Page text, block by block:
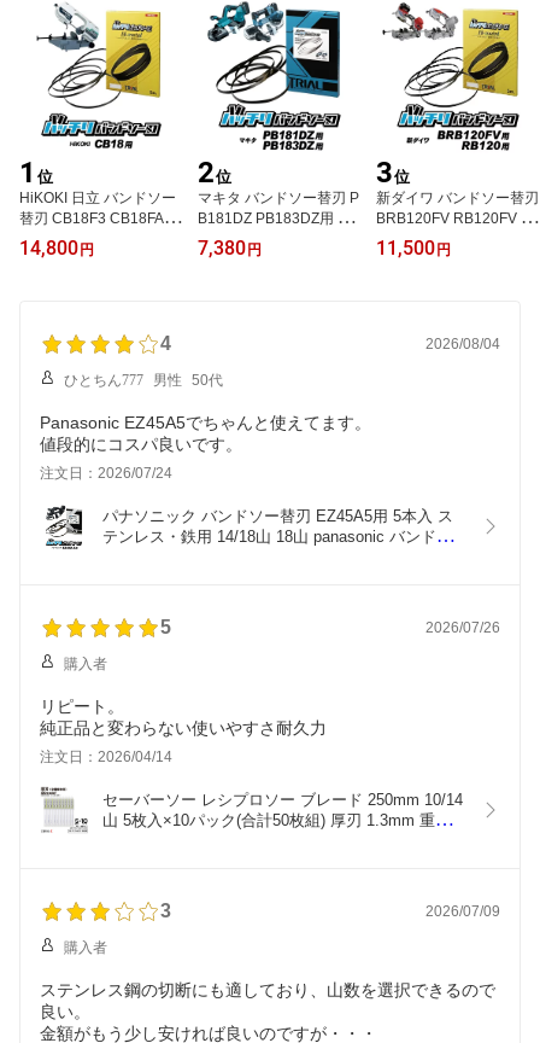
断 100v 切断 純正 替刃
バッチリバンドソー刃 B-
CBH1260
リカッター B-TS150
刃 金属切断 配管 設備 平
バイス パイプ ノコ刃 バ
ッチリバンドソー刃 B-C
BS1840
1 位
HiKOKI 日立 バンドソー
替刃 CB18F3 CB18FA3
CB18F2 CB18FA2 CB18
F用 5本入 ステンレス・
ソー刃 ロータリーバンド
ノコ刃 純正 刃 配管 設備
CBH1840
14,800 円
2位
マキタ バンドソー替刃 P
B181DZ PB183DZ用 5本
入 ステンレス・鉄用 14/
18山 18山 MAKITA バン
刃 B-CBM835
7,380 円
3位
新ダイワ バンドソー替刃
BRB120FV RB120FV R
B120CV RB10 SB120用
5本入 ステンレス・鉄用
100v 金属切断 純正 替刃
11,500 円
4 2026/08/04
ひとちん777 男性 50代
Panasonic EZ45A5でちゃんと使えてます。
値段的にコスパ良いです。
注文日：2026/07/24
パナソニック バンドソー替刃 EZ45A5用 5本入 ス
テンレス・鉄用 14/18山 18山 panasonic バンドソ
5 2026/07/26
購入者
リピート。
純正品と変わらない使いやすさ耐久力
注文日：2026/04/14
セーバーソー レシプロソー ブレード 250mm 10/14
山 5枚入×10パック(合計50枚組) 厚刃 1.3mm 重切削
ソニック用
3 2026/07/09
購入者
ステンレス鋼の切断にも適しており、山数を選択できるので
良い。
金額がもう少し安ければ良いのですが・・・